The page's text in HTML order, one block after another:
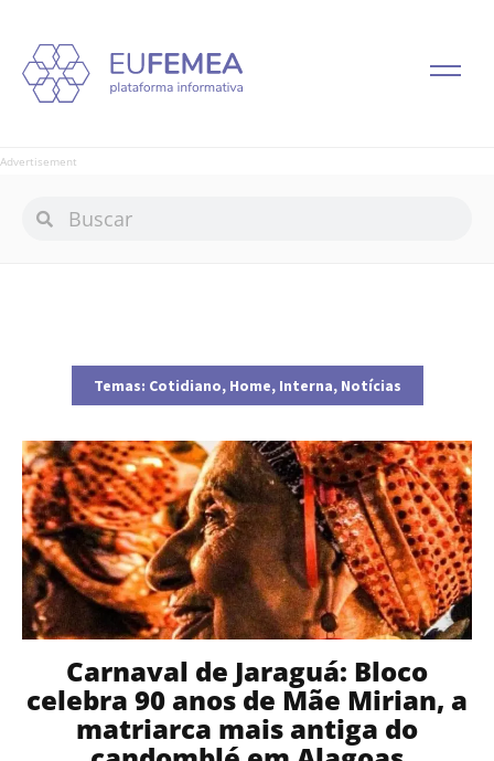
Advertisement
Temas: Cotidiano, Home, Interna, Notícias
Carnaval de Jaraguá: Bloco
celebra 90 anos de Mãe Mirian, a
matriarca mais antiga do